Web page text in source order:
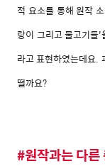
적 요소를 통해 원작
랑이 그리고 물고기들
라고 표현하였는데요.
떨까요?
#원작과는 다